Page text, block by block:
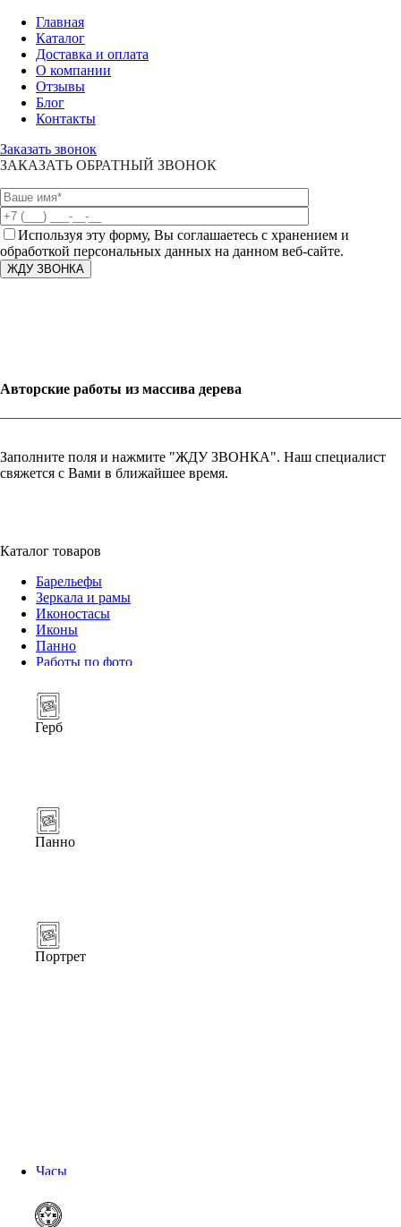
Главная
Каталог
Доставка и оплата
О компании
Отзывы
Блог
Контакты
Заказать звонок
ЗАКАЗАТЬ ОБРАТНЫЙ ЗВОНОК
Используя эту форму, Вы соглашаетесь с хранением и
обработкой персональных данных на данном веб-сайте.
Авторские работы из массива дерева
Заполните поля и нажмите "ЖДУ ЗВОНКА". Наш специалист
свяжется с Вами в ближайшее время.
Каталог товаров
Барельефы
Зеркала и рамы
Иконостасы
Иконы
Панно
Работы по фото
Герб
Панно
Портрет
Часы